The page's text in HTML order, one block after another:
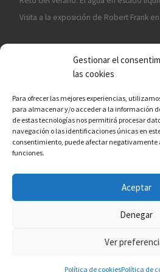
Gestionar el
las cookies
Para ofrecer las mejores experiencias,
para almacenar y/o acceder a la información
de estas tecnologías nos permitirá procesar
navegación o las identificaciones únicas en
consentimiento, puede afectar negativamente
funciones.
Aceptar
Denegar
Ver
Política de cookiesPolítica de
Visita a la exposición de Robert Frank
¡ASÓCIATE A CÁMARA EN MANO!
© 2026Asociación fotográfica
derechos